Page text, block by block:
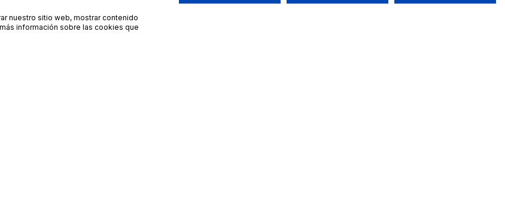
nuestro sitio web, mostrar contenido
información sobre las cookies que